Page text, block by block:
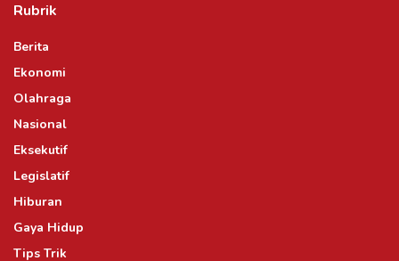
Rubrik
Berita
Ekonomi
Olahraga
Nasional
Eksekutif
Legislatif
Hiburan
Gaya Hidup
Tips Trik